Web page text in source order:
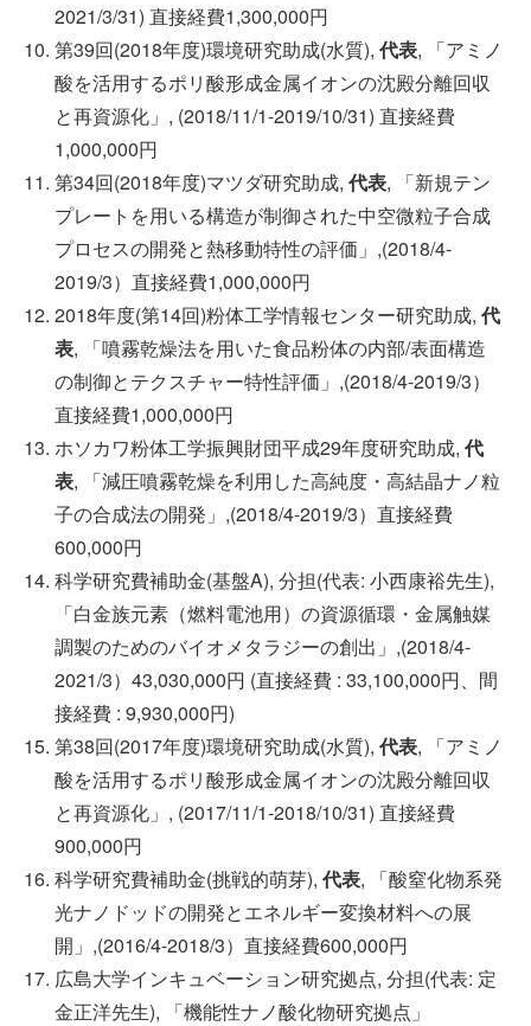
2021/3/31) 直接経費1,300,000円
第39回(2018年度)環境研究助成(水質),代表, 「アミノ
酸を活用するポリ酸形成金属イオンの沈殿分離回収
と再資源化」, (2018/11/1-2019/10/31) 直接経費
1,000,000円
第34回(2018年度)マツダ研究助成,代表, 「新規テン
プレートを用いる構造が制御された中空微粒子合成
プロセスの開発と熱移動特性の評価」,(2018/4-
2019/3）直接経費1,000,000円
2018年度(第14回)粉体工学情報センター研究助成,代
表, 「噴霧乾燥法を用いた食品粉体の内部/表面構造
の制御とテクスチャー特性評価」,(2018/4-2019/3）
直接経費1,000,000円
ホソカワ粉体工学振興財団平成29年度研究助成,代
表, 「減圧噴霧乾燥を利用した高純度・高結晶ナノ粒
子の合成法の開発」,(2018/4-2019/3）直接経費
600,000円
科学研究費補助金(基盤A), 分担(代表: 小西康裕先生),
「白金族元素（燃料電池用）の資源循環・金属触媒
調製のためのバイオメタラジーの創出」,(2018/4-
2021/3）43,030,000円 (直接経費 : 33,100,000円、間
接経費 : 9,930,000円)
第38回(2017年度)環境研究助成(水質),代表, 「アミノ
酸を活用するポリ酸形成金属イオンの沈殿分離回収
と再資源化」, (2017/11/1-2018/10/31) 直接経費
900,000円
科学研究費補助金(挑戦的萌芽),代表, 「酸窒化物系発
光ナノドッドの開発とエネルギー変換材料への展
開」,(2016/4-2018/3）直接経費600,000円
広島大学インキュベーション研究拠点, 分担(代表: 定
金正洋先生), 「機能性ナノ酸化物研究拠点」